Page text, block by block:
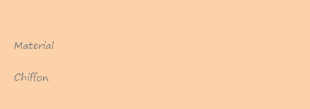
Material
Chiffon